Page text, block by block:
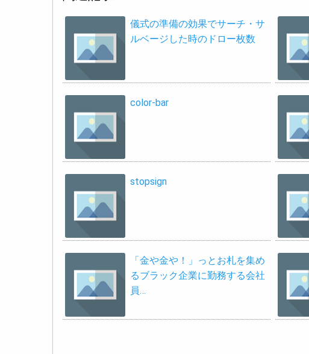
儀式の準備の効果でサーチ・サ
ルベージした時のドロー枚数
color-bar
stopsign
「金や金や！」っとお札を集め
るブラック企業に勤務する会社
員…